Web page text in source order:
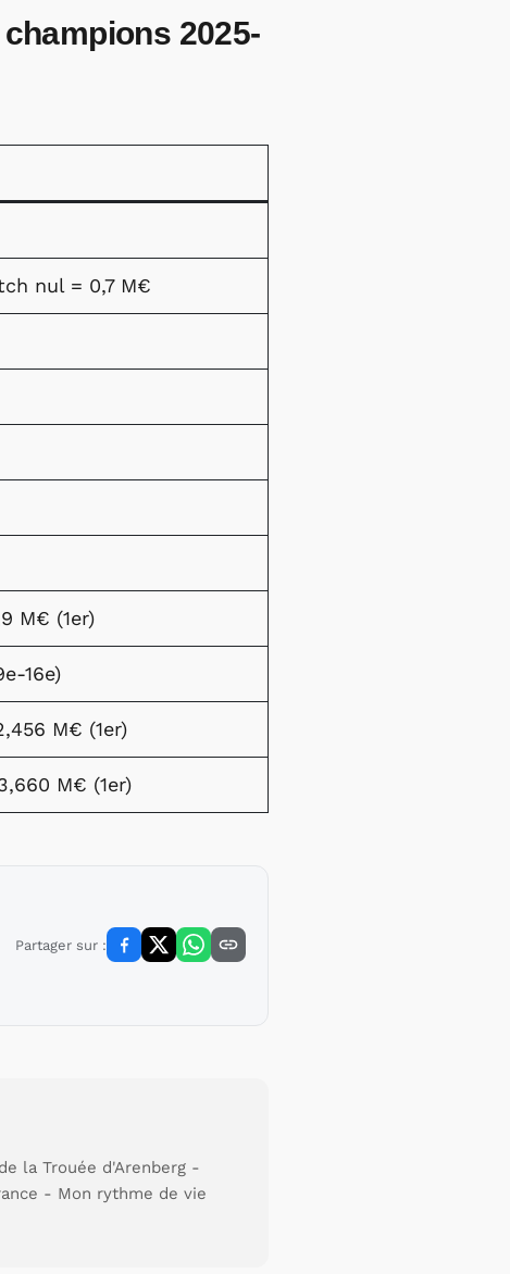
2025-
nul = 0,7 M€
M€ (1er)
16e)
M€ (1er)
M€ (1er)
Partager sur :
la Trouée d'Arenberg -
- Mon rythme de vie